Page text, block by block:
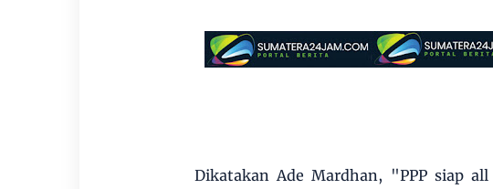
Dikatakan Ade Mardhan, "PPP siap